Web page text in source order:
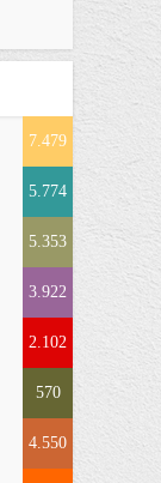
7.479
5.774
5.353
3.922
2.102
570
4.550